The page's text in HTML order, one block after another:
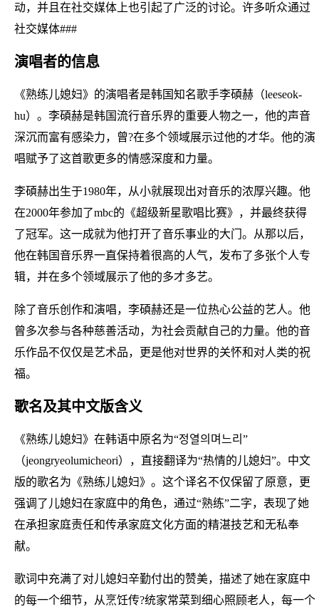
动，并且在社交媒体上也引起了广泛的讨论。许多听众通过
社交媒体###
演唱者的信息
《熟练儿媳妇》的演唱者是韩国知名歌手李碩赫（leeseok-
hu）。李碩赫是韩国流行音乐界的重要人物之一，他的声音
深沉而富有感染力，曾?在多个领域展示过他的才华。他的演
唱赋予了这首歌更多的情感深度和力量。
李碩赫出生于1980年，从小就展现出对音乐的浓厚兴趣。他
在2000年参加了mbc的《超级新星歌唱比赛》，并最终获得
了冠军。这一成就为他打开了音乐事业的大门。从那以后，
他在韩国音乐界一直保持着很高的人气，发布了多张个人专
辑，并在多个领域展示了他的多才多艺。
除了音乐创作和演唱，李碩赫还是一位热心公益的艺人。他
曾多次参与各种慈善活动，为社会贡献自己的力量。他的音
乐作品不仅仅是艺术品，更是他对世界的关怀和对人类的祝
福。
歌名及其中文版含义
《熟练儿媳妇》在韩语中原名为“정열의며느리”
（jeongryeolumicheori），直接翻译为“热情的儿媳妇”。中文
版的歌名为《熟练儿媳妇》。这个译名不仅保留了原意，更
强调了儿媳妇在家庭中的角色，通过“熟练”二字，表现了她
在承担家庭责任和传承家庭文化方面的精湛技艺和无私奉
献。
歌词中充满了对儿媳妇辛勤付出的赞美，描述了她在家庭中
的每一个细节，从烹饪传?统家常菜到细心照顾老人，每一个